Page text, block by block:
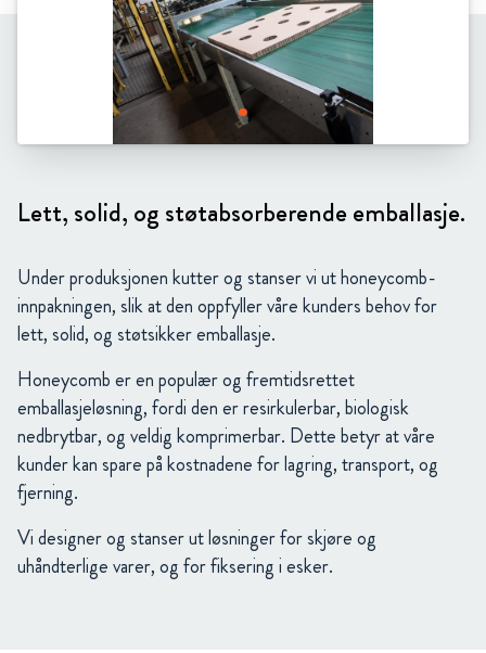
Lett, solid, og støtabsorberende emballasje.
Under produksjonen kutter og stanser vi ut honeycomb-
innpakningen, slik at den oppfyller våre kunders behov for
lett, solid, og støtsikker emballasje.
Honeycomb er en populær og fremtidsrettet
emballasjeløsning, fordi den er resirkulerbar, biologisk
nedbrytbar, og veldig komprimerbar. Dette betyr at våre
kunder kan spare på kostnadene for lagring, transport, og
fjerning.
Vi designer og stanser ut løsninger for skjøre og
uhåndterlige varer, og for fiksering i esker.